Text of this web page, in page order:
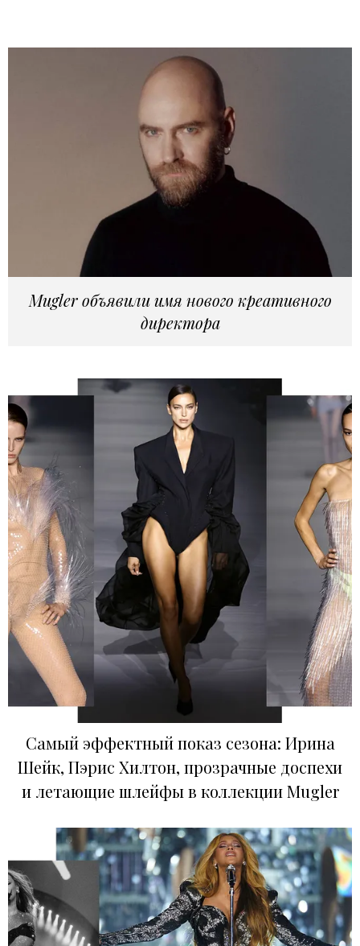
Mugler объявили имя нового креативного
директора
Самый эффектный показ сезона: Ирина
Шейк, Пэрис Хилтон, прозрачные доспехи
и летающие шлейфы в коллекции Mugler